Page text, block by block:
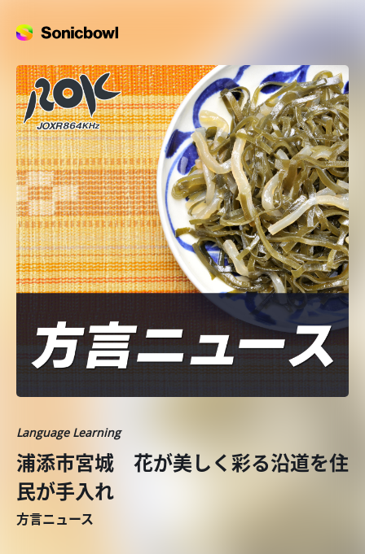
Language Learning
浦添市宮城 花が美しく彩る沿道を住
民が手入れ
方言ニュース